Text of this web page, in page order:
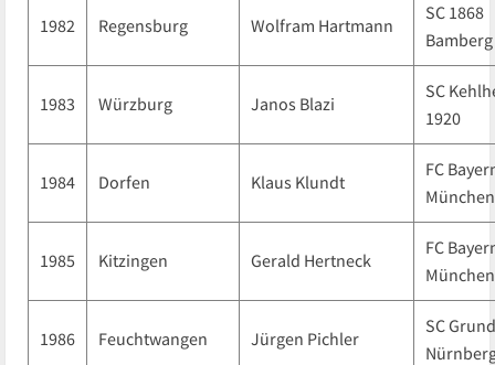
1982 Regensburg Wolfram Hartmann
SC 1868
Bamberg
1983 Würzburg Janos Blazi
SC
1920
1984 Dorfen Klaus Klundt
FC
München
1985 Kitzingen Gerald Hertneck
FC
München
1986 Feuchtwangen Jürgen Pichler
SC